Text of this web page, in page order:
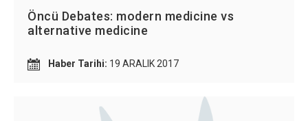
Öncü Debates: modern medicine vs
alternative medicine
Haber Tarihi: 19 ARALIK 2017